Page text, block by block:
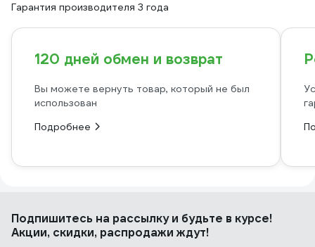
Гарантия производителя 3 года
120 дней обмен и возврат
Вы можете вернуть товар, который не был
использован
Подробнее
Подпишитесь на рассылкуи будьте в курсе!
Акции, скидки, распродажи ждут!